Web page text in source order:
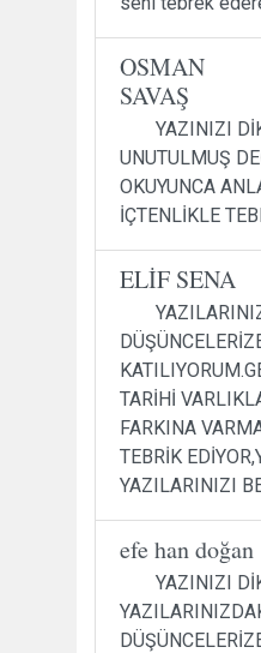
OSMAN
SAVAŞ
YAZINIZI
UNUTULMUŞ
OKUYUNCA
İÇTENLİKLE
ELİF SENA
TARİHİ
FARKINA
TEBRİK
YAZILARINIZI
efe han doğan
YAZINIZI